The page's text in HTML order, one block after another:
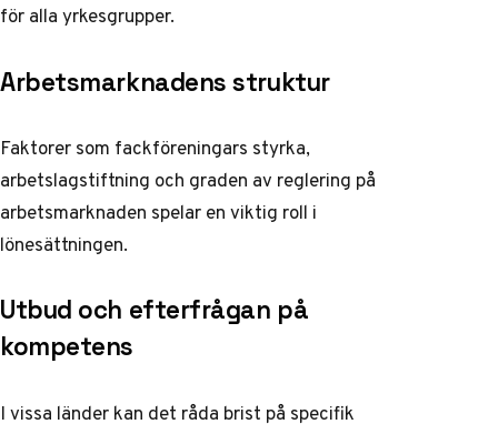
för alla yrkesgrupper.
Arbetsmarknadens struktur
Faktorer som fackföreningars styrka,
arbetslagstiftning och graden av reglering på
arbetsmarknaden spelar en viktig roll i
lönesättningen.
Utbud och efterfrågan på
kompetens
I vissa länder kan det råda brist på specifik